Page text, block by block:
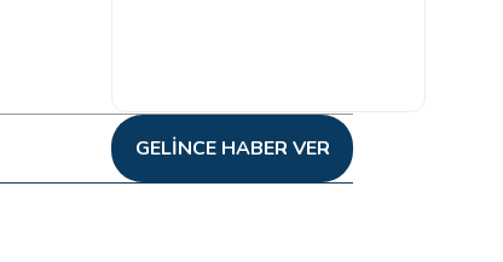
GELINCE HABER VER